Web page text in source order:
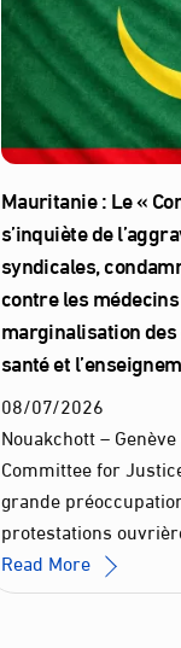
Mauritanie : Le «
s’inquiète de
syndicales,
contre les
marginalisation
santé et
08/07/2026
Nouakchott –
Committee for
grande
protestations
Read More